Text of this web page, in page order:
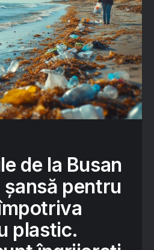
de la Busan
şansă pentru
plastic.